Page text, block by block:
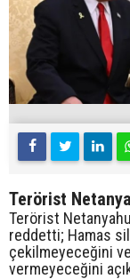
Terörist
Terörist
reddetti; Hamas
çekilmeyeceğini
vermeyeceğini